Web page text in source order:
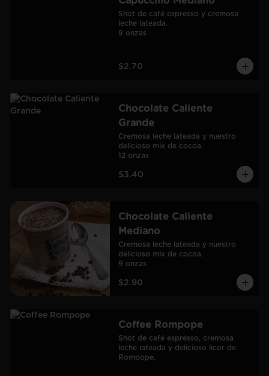
Shot de café espresso y cremosa
leche lateada.
9 onzas
$2.70
Chocolate Caliente
Grande
Cremosa leche lateada y nuestro
delicioso mix de cocoa.
12 onzas
$3.40
Chocolate Caliente
Mediano
Cremosa leche lateada y nuestro
delicioso mix de cocoa.
9 onzas
$2.90
Coffee Rompope
Shot de café espresso, cremosa
leche lateada y delicioso licor de
Rompope.